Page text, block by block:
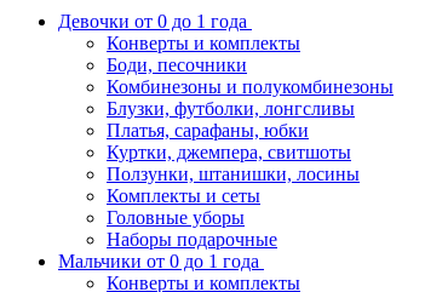
Девочки от 0 до 1 года
Конверты и комплекты
Боди, песочники
Комбинезоны и полукомбинезоны
Блузки, футболки, лонгсливы
Платья, сарафаны, юбки
Куртки, джемпера, свитшоты
Ползунки, штанишки, лосины
Комплекты и сеты
Головные уборы
Наборы подарочные
Мальчики от 0 до 1 года
Конверты и комплекты